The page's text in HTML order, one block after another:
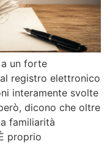
un forte
registro elettronico
interamente svolte
dicono che oltre
familiarità
proprio